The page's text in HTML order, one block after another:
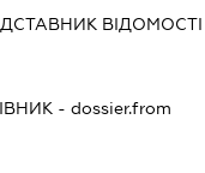
ВІДОМОСТІ
- dossier.from